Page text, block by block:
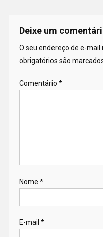
Deixe um
O seu endereço de e-mail
obrigatórios são
Comentário *
Nome *
E-mail *